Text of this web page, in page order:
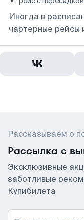
Иногда в
чартерные рейсы
Рассказываем о
Рассылка с
Эксклюзивные
заботливые
Купибилета